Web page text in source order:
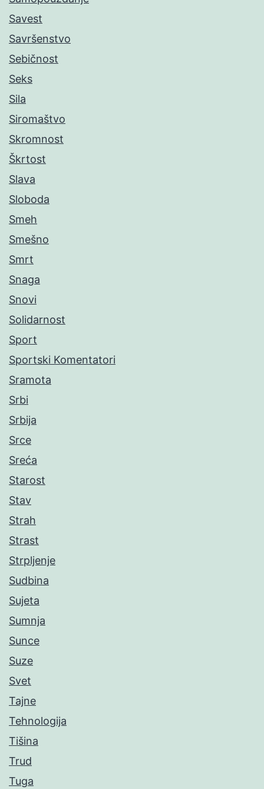
Savest
Savršenstvo
Sebičnost
Seks
Sila
Siromaštvo
Skromnost
Škrtost
Slava
Sloboda
Smeh
Smešno
Smrt
Snaga
Snovi
Solidarnost
Sport
Sportski Komentatori
Sramota
Srbi
Srbija
Srce
Sreća
Starost
Stav
Strah
Strast
Strpljenje
Sudbina
Sujeta
Sumnja
Sunce
Suze
Svet
Tajne
Tehnologija
Tišina
Trud
Tuga